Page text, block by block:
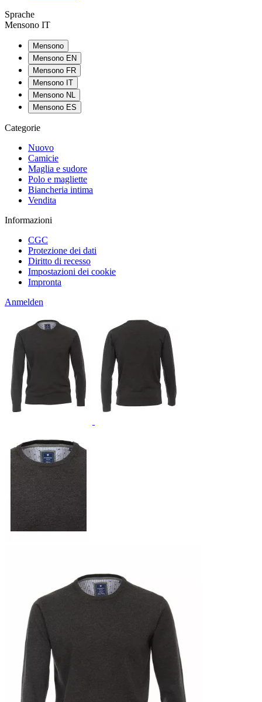
Sprache
Mensono IT
Mensono
Mensono EN
Mensono FR
Mensono IT
Mensono NL
Mensono ES
Categorie
Nuovo
Camicie
Maglia e sudore
Polo e magliette
Biancheria intima
Vendita
Informazioni
CGC
Protezione dei dati
Diritto di recesso
Impostazioni dei cookie
Impronta
Anmelden